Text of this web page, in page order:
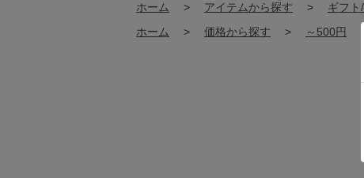
ホーム
> アイテムから探す > ギフト
ホーム
> 価格から探す > ～500円